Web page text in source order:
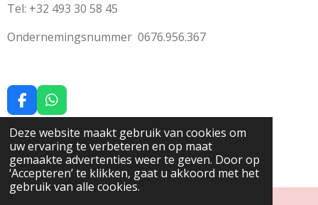
Deze website maakt gebruik van cookies om
uw ervaring te verbeteren en op maat
gemaakte advertenties weer te geven. Door op
‘Accepteren’ te klikken, gaat u akkoord met het
gebruik van alle cookies.
Tel: +32 493 30 58 45
Ondernemingsnummer 0676.956.367
F
a
c
e
b
o
o
W
h
a
t
s
A
p
Privacybeleid
© 2025 Makeup artist & beauty